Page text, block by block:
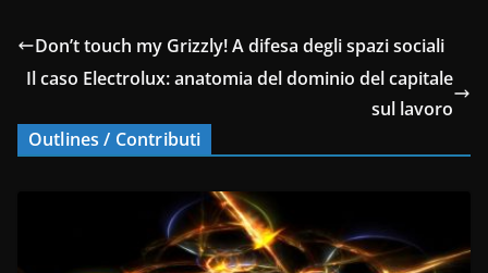
Don’t touch my Grizzly! A difesa degli spazi sociali
Il caso Electrolux: anatomia del dominio del capitale
sul lavoro
Outlines / Contributi